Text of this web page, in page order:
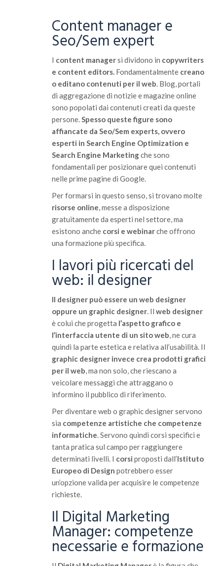
Content manager e
Seo/Sem expert
I content managersi dividono in copywriters
e content editors. Fondamentalmente creano
o editano contenuti per il web. Blog, portali
di aggregazione di notizie e magazine online
sono popolati dai contenuti creati da queste
persone.Spesso queste figure sono
affiancate da Seo/Sem experts, ovvero
esperti in Search Engine Optimization e
Search Engine Marketingche sono
fondamentali per posizionare quei contenuti
nelle prime pagine di Google.
Per formarsi in questo senso, si trovano molte
risorse online, messe a disposizione
gratuitamente da esperti nel settore, ma
esistono anche corsi e webinarche offrono
una formazione più specifica.
I lavori più ricercati del
web: il designer
Il designer può essere un web designer
oppure un graphic designer. Il web designer
è colui che progetta l’aspetto grafico e
l’interfaccia utente di un sito web, ne cura
quindi la parte estetica e relativa all’usabilità. Il
graphic designer invece crea prodotti grafici
per il web, ma non solo, che riescano a
veicolare messaggi che attraggano o
informino il pubblico di riferimento.
Per diventare web o graphic designer servono
sia competenze artistiche che competenze
informatiche. Servono quindi corsi specifici e
tanta pratica sul campo per raggiungere
determinati livelli. I corsi proposti dall’Istituto
Europeo di Design potrebbero esser
un’opzione valida per acquisire le competenze
richieste.
Il Digital Marketing
Manager: competenze
necessarie e formazione